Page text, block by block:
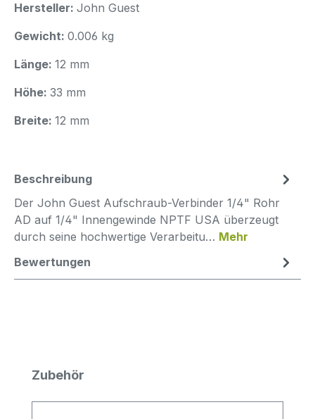
Hersteller: John Guest
Gewicht: 0.006 kg
Länge: 12 mm
Höhe: 33 mm
Breite: 12 mm
Beschreibung
Der John Guest Aufschraub-Verbinder 1/4" Rohr
AD auf 1/4" Innengewinde NPTF USA überzeugt
durch seine hochwertige Verarbeitu… Mehr
Bewertungen
Produktgalerie überspringen
Zubehör